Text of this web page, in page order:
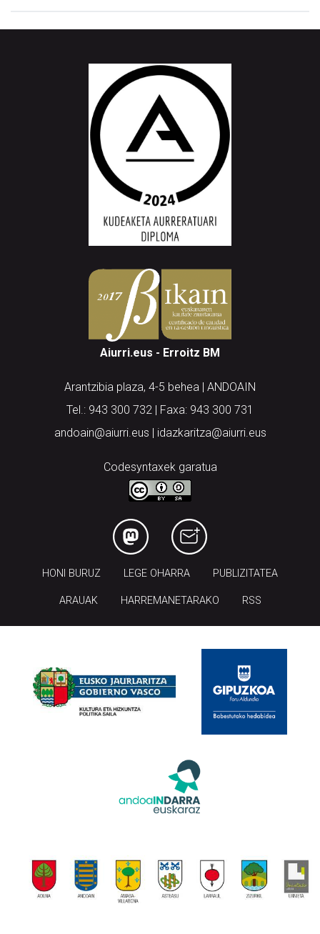
Aiurri.eus - Erroitz BM
Arantzibia plaza, 4-5 behea | ANDOAIN
Tel.: 943 300 732 | Faxa: 943 300 731
andoain@aiurri.eus | idazkaritza@aiurri.eus
Codesyntaxek garatua
HONI BURUZ LEGE OHARRA PUBLIZITATEA
ARAUAK HARREMANETARAKO RSS